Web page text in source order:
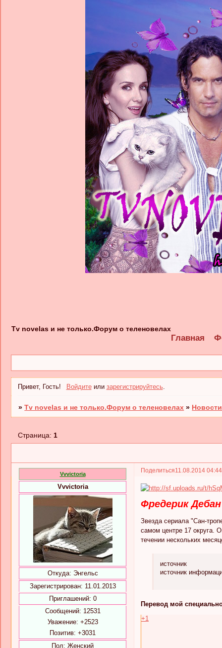
Tv novelas и не только.Форум о теленовелах
Главная
Привет, Гость! Войдитеили зарегистрируйтесь.
»Tv novelas и не только.Форум о теленовелах »
Страница:1
Поделиться11.08.2014
Vvvictoria
Vvvictoria
Откуда: Энгельс
Зарегистрирован: 11.01.2013
Приглашений: 0
Сообщений: 12531
Уважение: +2523
Позитив: +3031
Пол: Женский
Фредерик
Звезда сериала "Сан-
самом центре 17 округа.
течении нескольких
источник
источник
Перевод мой
+1